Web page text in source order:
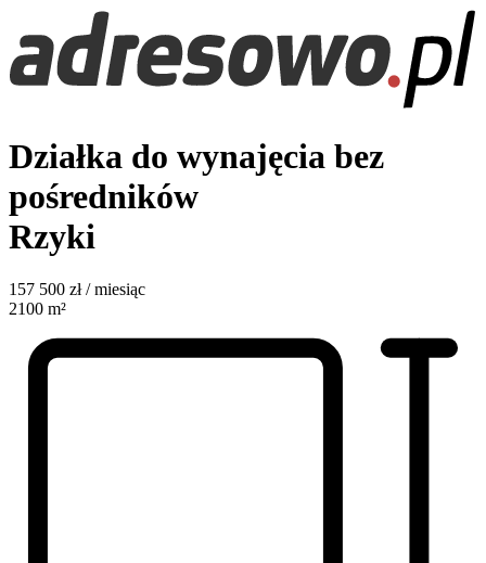
Działka do wynajęcia bez
pośredników
Rzyki
157 500 zł / miesiąc
2100 m²